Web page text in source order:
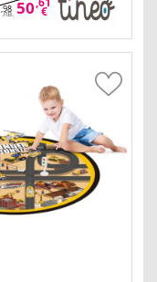
,98
лв. 50 € /98лв.